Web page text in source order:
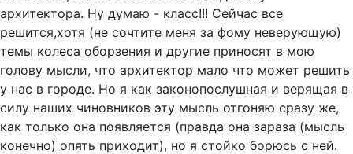
архитектора. Ну думаю - класс!!! Сейчас все
решится,хотя (не сочтите меня за фому неверующую)
темы колеса оборзения и другие приносят в мою
голову мысли, что архитектор мало что может решить
у нас в городе. Но я как законопослушная и верящая в
силу наших чиновников эту мысль отгоняю сразу же,
как только она появляется (правда она зараза (мысль
конечно) опять приходит), но я стойко борюсь с ней.